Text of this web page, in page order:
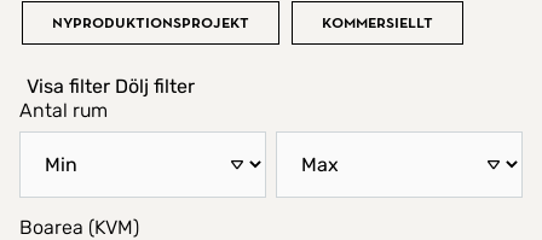
Nyproduktionsprojekt Kommersiellt
Visa filter Dölj filter
Antal rum
Boarea (KVM)